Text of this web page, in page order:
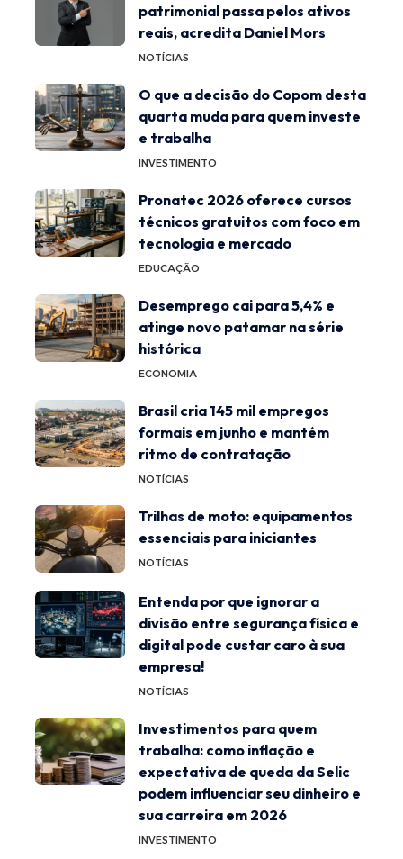
patrimonial passa pelos ativos
reais, acredita Daniel Mors
NOTÍCIAS
O que a decisão do Copom desta
quarta muda para quem investe
e trabalha
INVESTIMENTO
Pronatec 2026 oferece cursos
técnicos gratuitos com foco em
tecnologia e mercado
EDUCAÇÃO
Desemprego cai para 5,4% e
atinge novo patamar na série
histórica
ECONOMIA
Brasil cria 145 mil empregos
formais em junho e mantém
ritmo de contratação
NOTÍCIAS
Trilhas de moto: equipamentos
essenciais para iniciantes
NOTÍCIAS
Entenda por que ignorar a
divisão entre segurança física e
digital pode custar caro à sua
empresa!
NOTÍCIAS
Investimentos para quem
trabalha: como inflação e
expectativa de queda da Selic
podem influenciar seu dinheiro e
sua carreira em 2026
INVESTIMENTO